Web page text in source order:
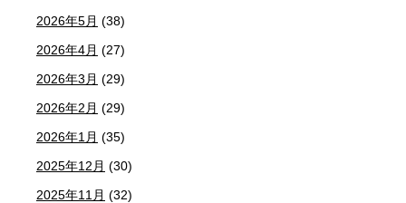
2026年5月 (38)
2026年4月 (27)
2026年3月 (29)
2026年2月 (29)
2026年1月 (35)
2025年12月 (30)
2025年11月 (32)